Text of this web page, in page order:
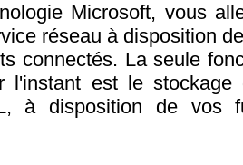
Microsoft, vous
réseau à disposition
connectés. La seule
l'instant est le
à disposition de vos